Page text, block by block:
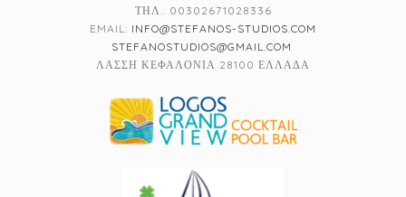
ΤΗΛ.: 00302671028336
EMAIL: INFO@STEFANOS-STUDIOS.COM
STEFANOSTUDIOS@GMAIL.COM
ΛΑΣΣΗ ΚΕΦΑΛΟΝΙΑ 28100 ΕΛΛΑΔΑ